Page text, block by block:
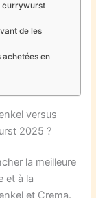
currywurst
de les
achetées en
versus
2025 ?
la meilleure
et à la